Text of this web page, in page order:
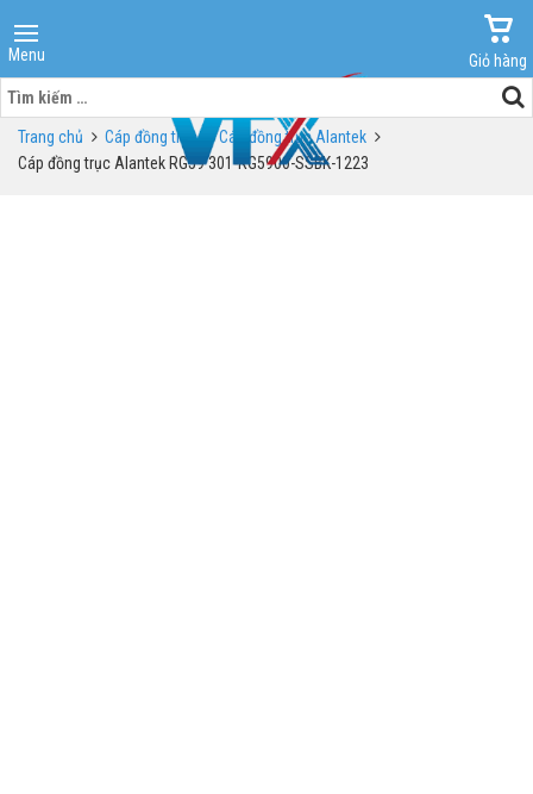
Menu
Giỏ hàng
Tìm
kiếm
cho:Trang chủ Cáp đồng trục
Cáp đồng trục Alantek
Cáp đồng trục Alantek RG59 301-RG5900-SSBK-1223